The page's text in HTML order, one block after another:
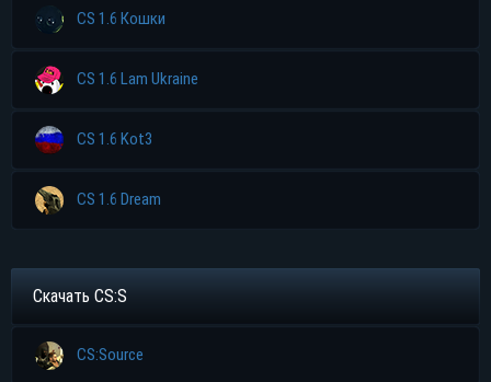
CS 1.6 Кошки
CS 1.6 Lam Ukraine
CS 1.6 Kot3
CS 1.6 Dream
Скачать CS:S
CS:Source